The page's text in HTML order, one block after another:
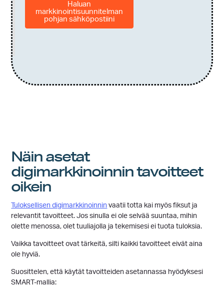
Haluan
markkinointisuunnitelman
pohjan sähköpostiini
Näin asetat
digimarkkinoinnin tavoitteet
oikein
Tuloksellisen digimarkkinoinnin vaatii totta kai myös fiksut ja
relevantit tavoitteet. Jos sinulla ei ole selvää suuntaa, mihin
olette menossa, olet tuuliajolla ja tekemisesi ei tuota tuloksia.
Vaikka tavoitteet ovat tärkeitä, silti kaikki tavoitteet eivät aina
ole hyviä.
Suosittelen, että käytät tavoitteiden asetannassa hyödyksesi
SMART-mallia: